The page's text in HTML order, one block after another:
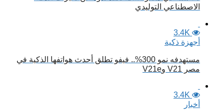
الاصطناعي التوليدي
3.4K
أجهزة ذكية
مستهدفه نمو 300%.. فيفو تطلق أحدث هواتفها الذكية في
مصر V21 وV21e
3.4K
أخبار